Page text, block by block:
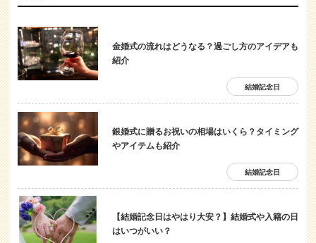
金婚式の流れはどうなる？過ごし方のアイデアも
紹介
結婚記念日
銀婚式に贈るお祝いの相場はいくら？タイミング
やアイテムも紹介
結婚記念日
【結婚記念日はやはり大安？】結婚式や入籍の日
はいつがいい？